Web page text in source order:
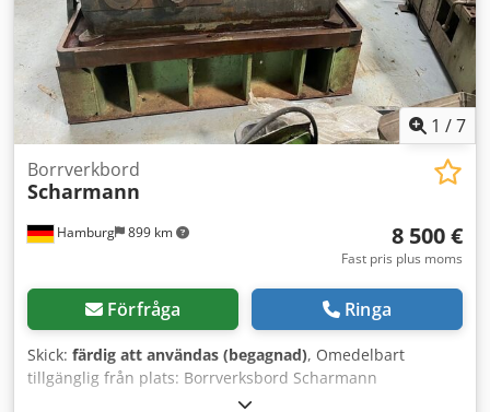
1 /7
Hamburg 899 km
Borrverkbord
Scharmann
8 500 €
Fast pris plus moms
Förfråga Ringa
Skick: färdig att användas (begagnad), Omedelbart
tillgänglig från plats: Borrverksbord Scharmann
Tillverkningsår: ca 1985 Bordstorlek: 1800 x 1600 mm